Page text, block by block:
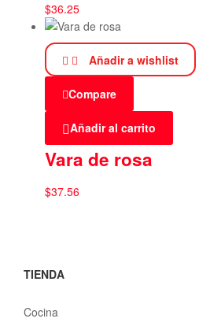
$36.25
Añadir a wishlist
Compare
Añadir al carrito
Vara de rosa
$37.56
TIENDA
Cocina